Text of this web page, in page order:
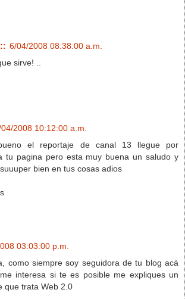
6/04/2008 08:38:00 a.m.
sirve! ..
2008 10:12:00 a.m.
el reportaje de canal 13 llegue por
tu pagina pero esta muy buena un saludo y
bien en tus cosas adios
03:03:00 p.m.
como siempre soy seguidora de tu blog acà
interesa si te es posible me expliques un
que trata Web 2.0